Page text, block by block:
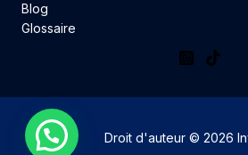
Blog
Glossaire
Droit d'auteur © 2026